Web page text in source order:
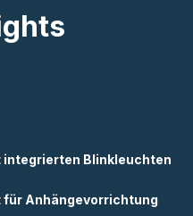
Blinkleuchten
Anhängevorrichtung